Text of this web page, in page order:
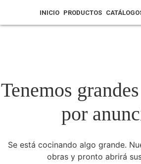
INICIO PRODUCTOS
Tenemos
por
Se está cocinando algo grande.
obras y pronto abrirá